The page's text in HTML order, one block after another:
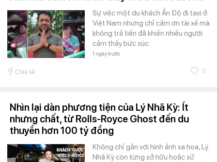
Sự việc một du khách Ấn Độ đi taxi ở
Việt Nam nhưng chỉ cảm ơn tài xế mà
không trả tiền đã khiến nhiều người
cảm thấy bức xúc.
1 ngày trước
Chia sẻ 0
Nhìn lại dàn phương tiện của Lý Nhã Kỳ: Ít
nhưng chất, từ Rolls-Royce Ghost đến du
thuyền hơn 100 tỷ đồng
Không chỉ gắn với hình ảnh xa hoa, Lý
Nhã Kỳ còn từng sở hữu hoặc sử